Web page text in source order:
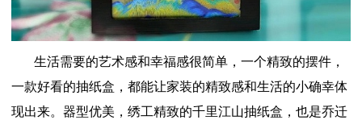
生活需要的艺术感和幸福感很简单，一个精致的摆件，
一款好看的抽纸盒，都能让家装的精致感和生活的小确幸体
现出来。器型优美，绣工精致的千里江山抽纸盒，也是乔迁